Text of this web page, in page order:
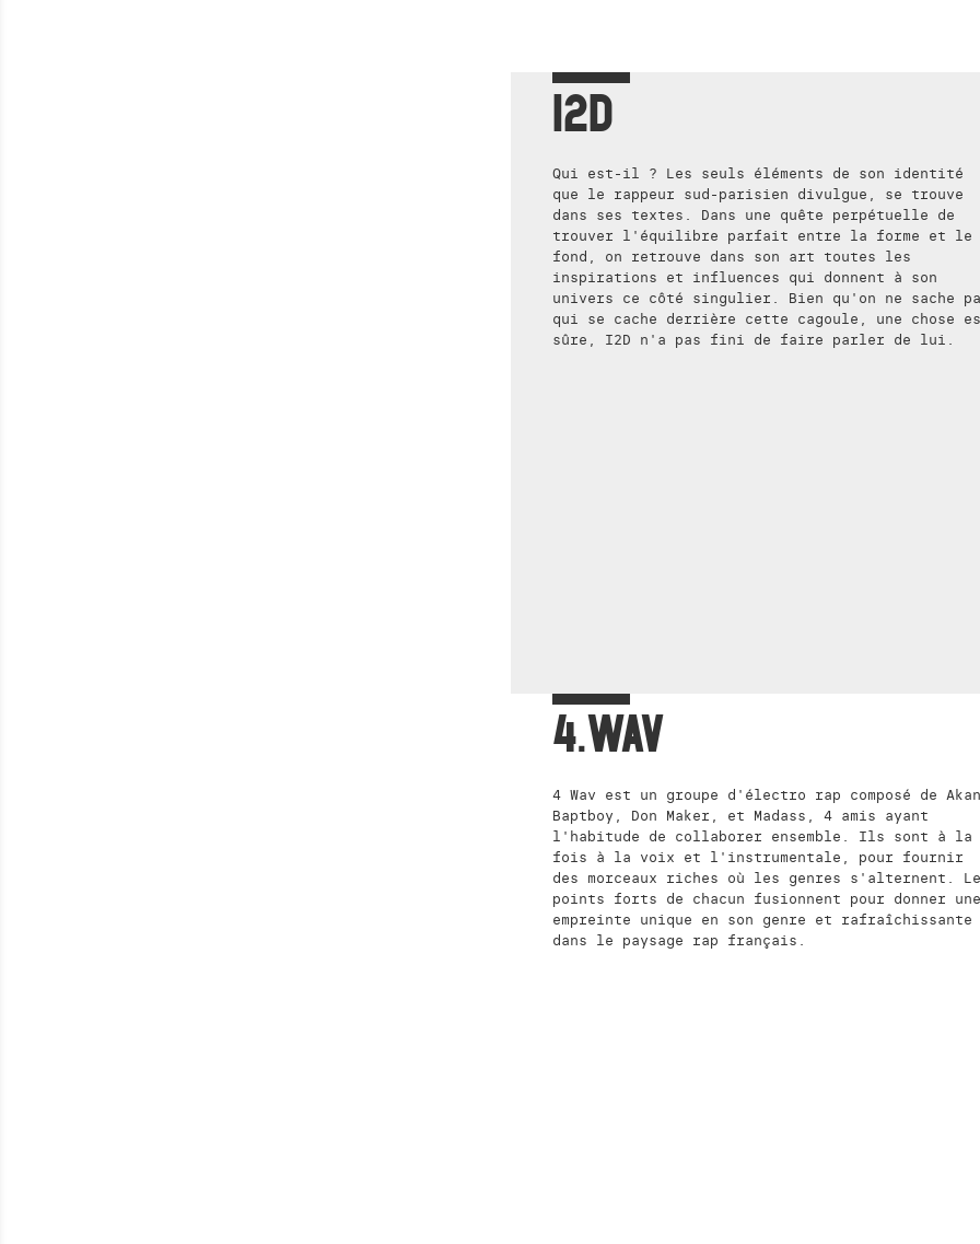
I2D
Qui est-il ? Les seuls éléments de son identité
que le rappeur sud-parisien divulgue, se trouve
dans ses textes. Dans une quête perpétuelle de
trouver l'équilibre parfait entre la forme et le
fond, on retrouve dans son art toutes les
inspirations et influences qui donnent à son
univers ce côté singulier. Bien qu'on ne sache
qui se cache derrière cette cagoule, une chose
sûre, I2D n'a pas fini de faire parler de lui.
4.WAV
4 Wav est un groupe d'électro rap composé de
Baptboy, Don Maker, et Madass, 4 amis ayant
l'habitude de collaborer ensemble. Ils sont à la
fois à la voix et l'instrumentale, pour fournir
des morceaux riches où les genres s'alternent.
points forts de chacun fusionnent pour donner
empreinte unique en son genre et rafraîchissante
dans le paysage rap français.